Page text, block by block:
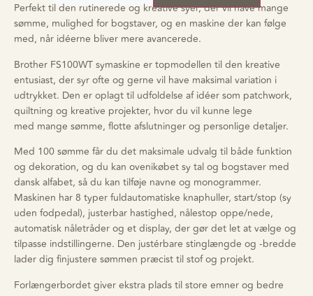
Perfekt til den rutinerede og kreative syer, der vil have mange
sømme, mulighed for bogstaver, og en maskine der kan følge
med, når idéerne bliver mere avancerede.
Brother FS100WT symaskine er topmodellen til den kreative
entusiast, der syr ofte og gerne vil have maksimal variation i
udtrykket. Den er oplagt til udfoldelse af idéer som patchwork,
quiltning og kreative projekter, hvor du vil kunne lege
med mange sømme, flotte afslutninger og personlige detaljer.
Med 100 sømme fårdu det maksimale udvalg til både funktion
og dekoration, og du kan ovenikøbet sy tal og bogstaver med
dansk alfabet, så du kan tilføje navne og monogrammer.
Maskinen har 8 typerfuldautomatiske knaphuller, start/stop (sy
uden fodpedal), justerbar hastighed, nålestop oppe/nede,
automatisk nåletråder og etdisplay, der gør det let at vælge og
tilpasse indstillingerne. Den justérbare stinglængde og -bredde
lader dig finjustere sømmen præcist til stof og projekt.
Forlængerbordet giver ekstra plads til store emner og bedre